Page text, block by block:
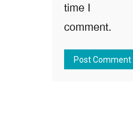
time I
comment.